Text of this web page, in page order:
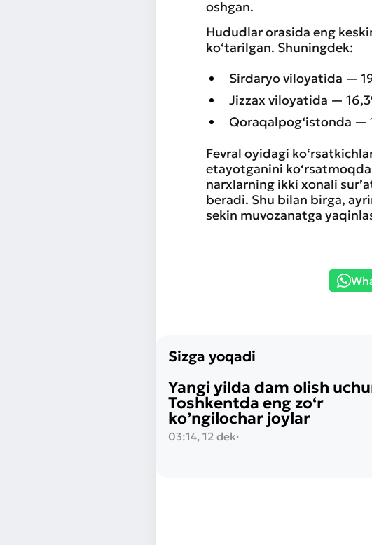
oshgan.
Hududlar orasida eng
ko‘tarilgan. Shuningdek:
Sirdaryo viloyatida —
Jizzax viloyatida —
Qoraqalpog‘istonda —
Fevral oyidagi
etayotganini
narxlarning ikki xonali
beradi. Shu bilan birga,
sekin muvozanatga
Sizga yoqadi
Yangi yilda dam olish
Toshkentda eng zo‘r
ko’ngilochar joylar
03:14, 12 dek·